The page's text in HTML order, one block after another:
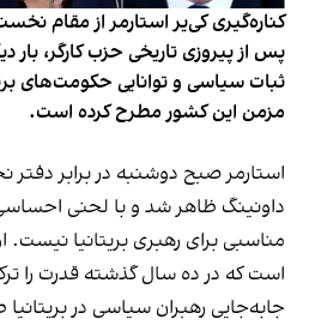
کناره‌گیری کی‌یر استارمر از مقام
پس از پیروزی تاریخی حزب کارگر، بار
ثبات سیاسی و توانایی حکومت‌های
مزمن این کشور مطرح کرده است.
استارمر صبح دوشنبه در برابر دفتر
داونینگ ظاهر شد و با لحنی احساسی
مناسبی برای رهبری بریتانیا
است که در ده سال گذشته قدرت را
جابه‌جایی رهبران سیاسی در